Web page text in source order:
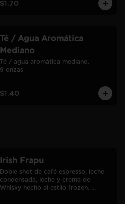
$1.70
Té / Agua Aromática
Mediano
Té / agua aromática mediano.
9 onzas
$1.40
Irish Frapu
Doble shot de café espresso, leche
condensada, leche y crema de
Whisky hecho al estilo frozen.